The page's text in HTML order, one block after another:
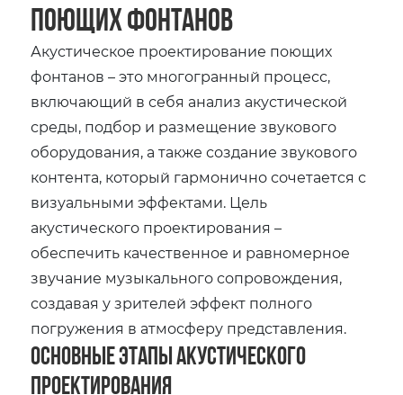
поющих фонтанов
Акустическое проектирование поющих
фонтанов – это многогранный процесс,
включающий в себя анализ акустической
среды, подбор и размещение звукового
оборудования, а также создание звукового
контента, который гармонично сочетается с
визуальными эффектами. Цель
акустического проектирования –
обеспечить качественное и равномерное
звучание музыкального сопровождения,
создавая у зрителей эффект полного
погружения в атмосферу представления.
Основные этапы акустического
проектирования